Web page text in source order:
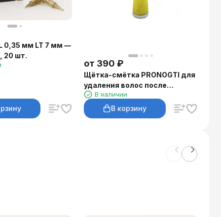
0,35 мм LT 7 мм —
20 шт.
от 390 ₽
Щётка-смётка PRONOGTI для
удаления волос после
стрижки
В наличии
В корзину